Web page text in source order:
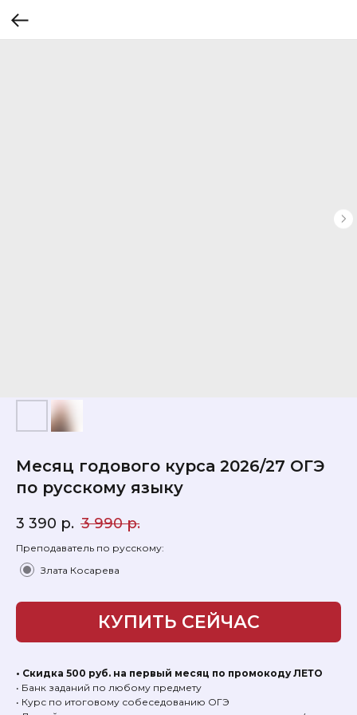
Месяц годового курса 2026/27 ОГЭ
по русскому языку
3 390 р. 3 990 р.
Преподаватель по русскому:
Злата Косарева
КУПИТЬ СЕЙЧАС
• Скидка 500 руб. на первый месяц по промокоду ЛЕТО
• Банк заданий по любому предмету
• Курс по итоговому собеседованию ОГЭ